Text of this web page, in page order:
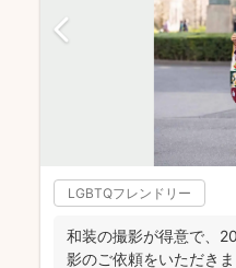
LGBTQフレンドリー
和装の撮影が得意で、
影のご依頼をいただき